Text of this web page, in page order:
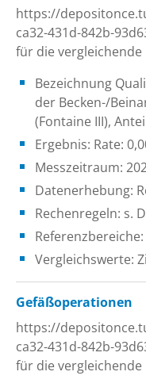
https://
ca32-431d-842b-
für die
Bezeichnung
der Becken-/
(Fontaine III),
Ergebnis: Rate:
Messzeitraum:
Datenerhebung:
Rechenregeln: s.
Vergleichswerte:
Gefäßoperationen
https://
ca32-431d-842b-
für die